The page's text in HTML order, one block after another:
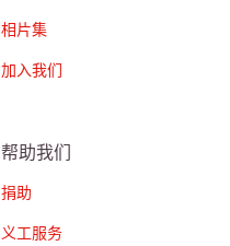
相片集
加入我们
帮助我们
捐助
义工服务